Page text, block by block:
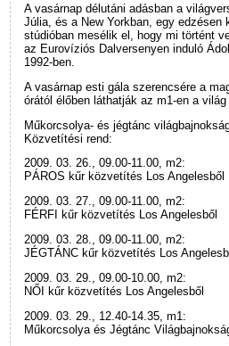
A vasárnap délutáni adásban a
Júlia, és a New Yorkban, egy edzésen
stúdióban mesélik el, hogy mi történt
az Eurovíziós Dalversenyen induló
1992-ben.
A vasárnap esti gála szerencsére a
órától élőben láthatják az m1-en a
Műkorcsolya- és jégtánc
Közvetítési rend:
2009. 03. 26., 09.00-11.00, m2:
PÁROS kűr közvetítés Los Angelesből
2009. 03. 27., 09.00-11.00, m2:
FÉRFI kűr közvetítés Los Angelesből
2009. 03. 28., 09.00-11.00, m2:
JÉGTÁNC kűr közvetítés Los
2009. 03. 29., 09.00-10.00, m2:
NŐI kűr közvetítés Los Angelesből
2009. 03. 29., 12.40-14.35, m1:
Műkorcsolya és Jégtánc